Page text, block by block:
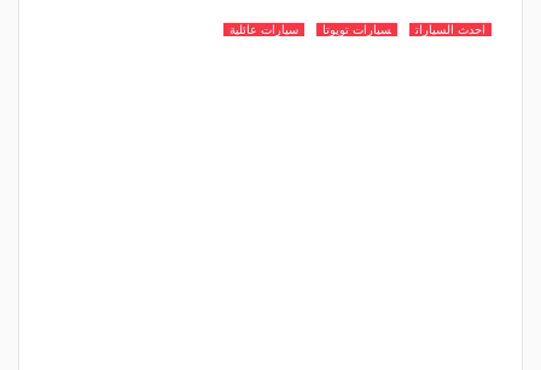
احدث السيارات سيارات تويوتا سيارات عائلية